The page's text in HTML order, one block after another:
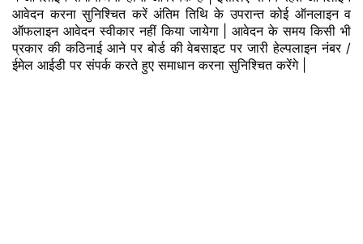
आवेदन करना सुनिश्चित करें अंतिम तिथि के उपरान्त कोई ऑनलाइन व
ऑफलाइन आवेदन स्वीकार नहीं किया जायेगा | आवेदन के समय किसी भी
प्रकार की कठिनाई आने पर बोर्ड की वेबसाइट पर जारी हेल्पलाइन नंबर /
ईमेल आईडी पर संपर्क करते हुए समाधान करना सुनिश्चित करेंगे |